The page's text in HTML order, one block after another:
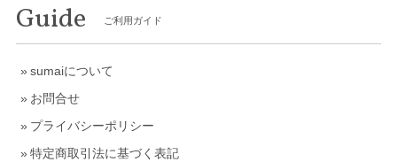
Guide ご利用ガイド
sumaiについて
お問合せ
プライバシーポリシー
特定商取引法に基づく表記